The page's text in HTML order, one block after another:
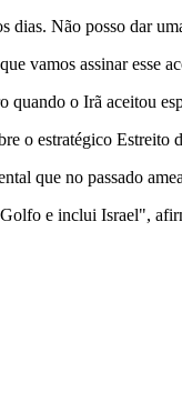
dias. Não posso dar
vamos assinar esse
quando o Irã aceitou
o estratégico
que no passado
e inclui Israel",